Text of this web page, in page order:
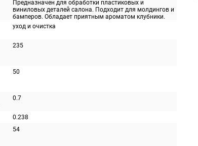
Предназначен для обработки пластиковых и
виниловых деталей салона. Подходит для молдингов и
бамперов. Обладает приятным ароматом клубники.
уход и очистка
235
50
0.7
0.238
54